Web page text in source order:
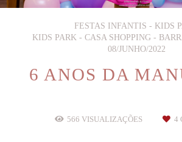
FESTAS INFANTIS - KIDS
KIDS PARK - CASA SHOPPING -
08/JUNHO/2022
6 ANOS DA
566 VISUALIZAÇÕES 4